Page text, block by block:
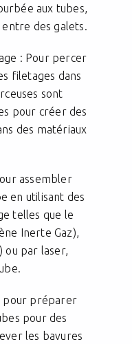
aux tubes,
des galets.
: Pour percer
filetages dans
sont
pour créer des
des matériaux
assembler
en utilisant des
telles que le
Inerte Gaz),
ou par laser,
pour préparer
pour des
les bavures